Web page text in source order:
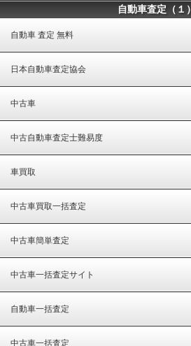
自動車査定（１）
自動車 査定 無料
日本自動車査定協会
中古車
中古自動車査定士難易度
車買取
中古車買取一括査定
中古車簡単査定
中古車一括査定サイト
自動車一括査定
中古車一括査定